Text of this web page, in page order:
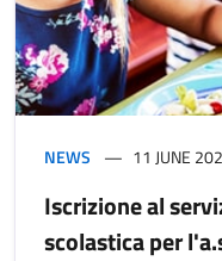
NEWS 11 JUNE
Iscrizione al
scolastica per